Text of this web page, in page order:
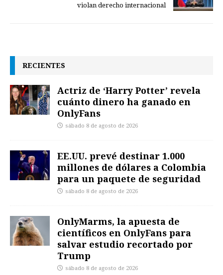
violan derecho internacional
RECIENTES
Actriz de ‘Harry Potter’ revela
cuánto dinero ha ganado en
OnlyFans
sábado 8 de agosto de 2026
EE.UU. prevé destinar 1.000
millones de dólares a Colombia
para un paquete de seguridad
sábado 8 de agosto de 2026
OnlyMarms, la apuesta de
científicos en OnlyFans para
salvar estudio recortado por
Trump
sábado 8 de agosto de 2026